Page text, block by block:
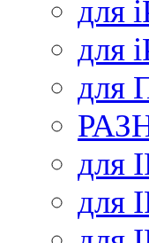
для
для
для
для